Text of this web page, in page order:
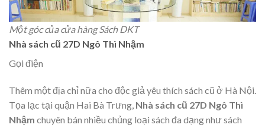
Một góc của cửa hàng Sách DKT
Nhà sách cũ 27D Ngô Thì Nhậm
Gọi điện
Thêm một địa chỉ nữa cho độc giả yêu thích sách cũ ở Hà Nội.
Tọa lạc tại quận Hai Bà Trưng, Nhà sách cũ 27D Ngô Thì
Nhậm chuyên bán nhiều chủng loại sách đa dạng như sách